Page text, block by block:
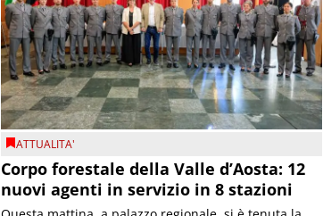
ATTUALITA'
Corpo forestale della Valle d’Aosta: 12
nuovi agenti in servizio in 8 stazioni